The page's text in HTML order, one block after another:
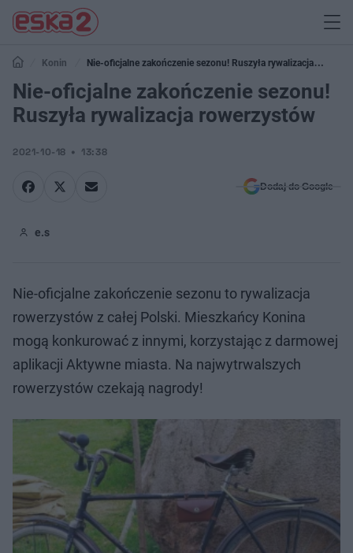
Konin
Nie-oficjalne zakończenie sezonu! Ruszyła rywalizacja
rowerzystów
Nie-oficjalne zakończenie sezonu!
Ruszyła rywalizacja rowerzystów
2021-10-18 13:38
Dodaj do Google
e.s
Nie-oficjalne zakończenie sezonu to rywalizacja
rowerzystów z całej Polski. Mieszkańcy Konina
mogą konkurować z innymi, korzystając z darmowej
aplikacji Aktywne miasta. Na najwytrwalszych
rowerzystów czekają nagrody!